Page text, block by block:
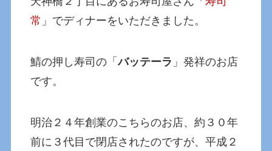
常 」でディナーをいただきました。
鯖の押し寿司の「バッテーラ 」発祥のお店
です。
明治２４年創業のこちらのお店、約３０年
前に３代目で閉店されたのですが、平成２